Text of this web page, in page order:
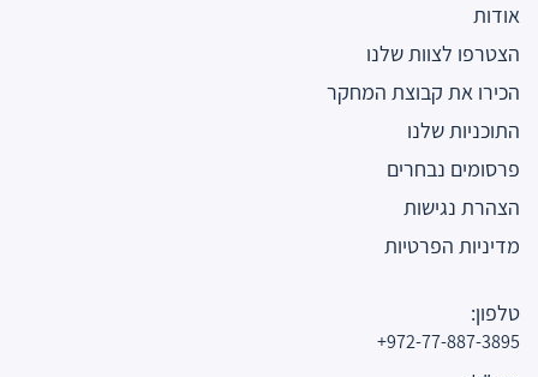
אודות
הצטרפו לצוות שלנו
הכירו את קבוצת המחקר
התוכניות שלנו
פרסומים נבחרים
הצהרת נגישות
מדיניות הפרטיות
טלפון:
972-77-887-3895+